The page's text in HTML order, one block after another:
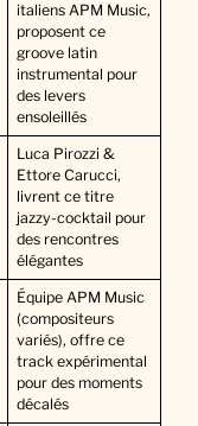
italiens APM Music,
proposent ce
groove latin
instrumental pour
des levers
ensoleillés
Luca Pirozzi &
Ettore Carucci,
livrent ce titre
jazzy-cocktail pour
des rencontres
élégantes
Équipe APM Music
(compositeurs
variés), offre ce
track expérimental
pour des moments
décalés